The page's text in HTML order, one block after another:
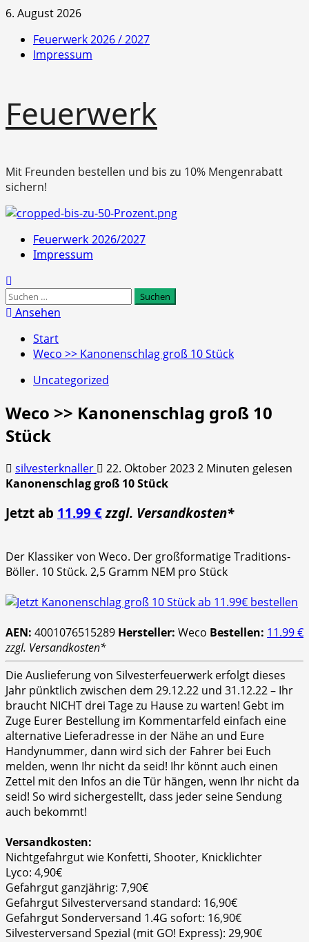
Zum
springen
6. August 2026
Feuerwerk 2026 / 2027
Impressum
Feuerwerk
Mit Freunden bestellen und bis zu 10% Mengenrabatt
sichern!
Primäres
Menü
Feuerwerk 2026/2027
Impressum
Suchen
nach:
Ansehen
Start
Weco >> Kanonenschlag groß 10 Stück
Uncategorized
Weco >> Kanonenschlag groß 10
Stück
silvesterknaller 22. Oktober 20232 Minuten gelesen
Kanonenschlag groß 10 Stück
Jetzt ab 11.99 € zzgl. Versandkosten*
Der Klassiker von Weco. Der großformatige Traditions-
Böller. 10 Stück. 2,5 Gramm NEM pro Stück
AEN: 4001076515289 Hersteller: Weco Bestellen: 11.99 €
zzgl. Versandkosten*
Die Auslieferung von Silvesterfeuerwerk erfolgt dieses
Jahr pünktlich zwischen dem 29.12.22 und 31.12.22 – Ihr
braucht NICHT drei Tage zu Hause zu warten! Gebt im
Zuge Eurer Bestellung im Kommentarfeld einfach eine
alternative Lieferadresse in der Nähe an und Eure
Handynummer, dann wird sich der Fahrer bei Euch
melden, wenn Ihr nicht da seid! Ihr könnt auch einen
Zettel mit den Infos an die Tür hängen, wenn Ihr nicht da
seid! So wird sichergestellt, dass jeder seine Sendung
auch bekommt!
Versandkosten:
Nichtgefahrgut wie Konfetti, Shooter, Knicklichter
Lyco: 4,90€
Gefahrgut ganzjährig: 7,90€
Gefahrgut Silvesterversand standard: 16,90€
Gefahrgut Sonderversand 1.4G sofort: 16,90€
Silvesterversand Spezial (mit GO! Express): 29,90€